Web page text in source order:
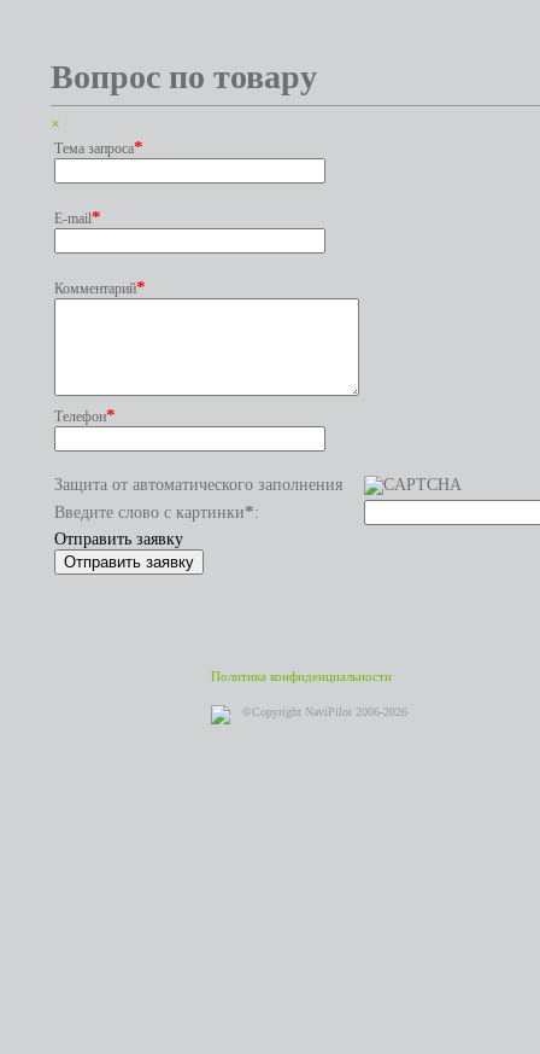
Вопрос по товару
×
Тема запроса*
E-mail*
Комментарий*
Телефон*
Защита от автоматического заполнения
Введите слово с картинки*:
Отправить заявку
Политика конфиденциальности
©Copyright NaviPilot 2006-2026